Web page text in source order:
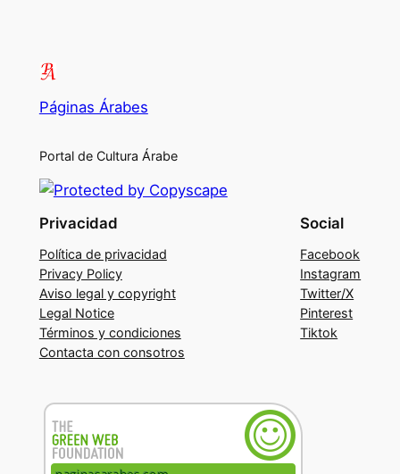
Páginas Árabes
Portal de Cultura Árabe
Privacidad
Política de privacidad
Privacy Policy
Aviso legal y copyright
Legal Notice
Términos y condiciones
Contacta con consotros
Social
Facebook
Instagram
Twitter/X
Pinterest
Tiktok